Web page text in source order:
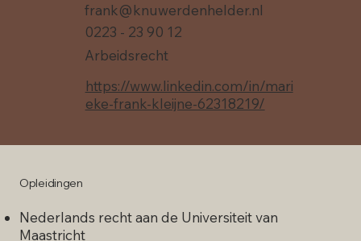
frank@knuwerdenhelder.nl
0223 - 23 90 12
Arbeidsrecht
https://www.linkedin.com/in/mari
eke-frank-kleijne-62318219/
Opleidingen
Nederlands recht aan de Universiteit van
Maastricht